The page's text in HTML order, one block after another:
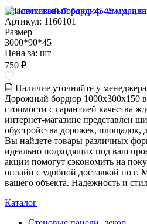
Пластиковый бордюр 45 мм,
Артикул: 1160101
Размер
3000*90*45
Цена за: шт
750 ₽
Наличие уточняйте у менеджера
Дорожный бордюр 1000х300х150
стоимости с гарантией качества
интернет-магазине представлен
обустройства дорожек,
Вы найдете товары различных
идеально подходящих под ваш
акции помогут сэкономить на
онлайн с удобной доставкой по г.
вашего объекта. Надежность и
Каталог